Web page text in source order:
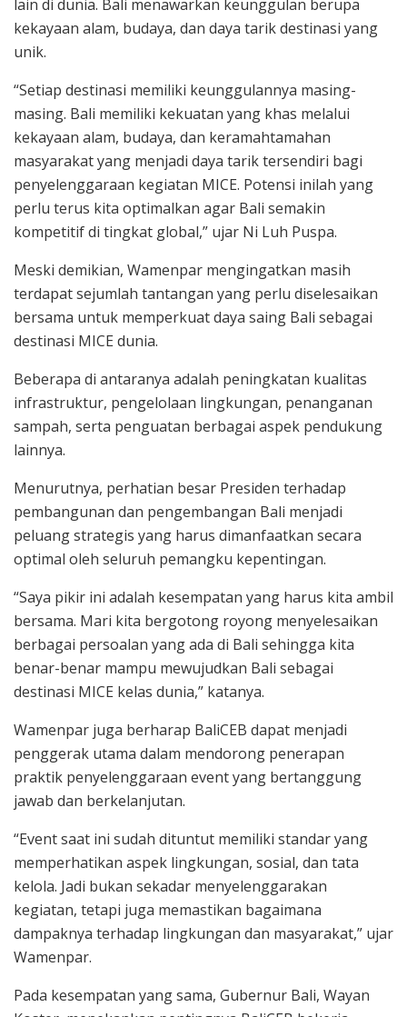
lain di dunia. Bali menawarkan keunggulan berupa
kekayaan alam, budaya, dan daya tarik destinasi yang
unik.
“Setiap destinasi memiliki keunggulannya masing-
masing. Bali memiliki kekuatan yang khas melalui
kekayaan alam, budaya, dan keramahtamahan
masyarakat yang menjadi daya tarik tersendiri bagi
penyelenggaraan kegiatan MICE. Potensi inilah yang
perlu terus kita optimalkan agar Bali semakin
kompetitif di tingkat global,” ujar Ni Luh Puspa.
Meski demikian, Wamenpar mengingatkan masih
terdapat sejumlah tantangan yang perlu diselesaikan
bersama untuk memperkuat daya saing Bali sebagai
destinasi MICE dunia.
Beberapa di antaranya adalah peningkatan kualitas
infrastruktur, pengelolaan lingkungan, penanganan
sampah, serta penguatan berbagai aspek pendukung
lainnya.
Menurutnya, perhatian besar Presiden terhadap
pembangunan dan pengembangan Bali menjadi
peluang strategis yang harus dimanfaatkan secara
optimal oleh seluruh pemangku kepentingan.
“Saya pikir ini adalah kesempatan yang harus kita ambil
bersama. Mari kita bergotong royong menyelesaikan
berbagai persoalan yang ada di Bali sehingga kita
benar-benar mampu mewujudkan Bali sebagai
destinasi MICE kelas dunia,” katanya.
Wamenpar juga berharap BaliCEB dapat menjadi
penggerak utama dalam mendorong penerapan
praktik penyelenggaraan event yang bertanggung
jawab dan berkelanjutan.
“Event saat ini sudah dituntut memiliki standar yang
memperhatikan aspek lingkungan, sosial, dan tata
kelola. Jadi bukan sekadar menyelenggarakan
kegiatan, tetapi juga memastikan bagaimana
dampaknya terhadap lingkungan dan masyarakat,” ujar
Wamenpar.
Pada kesempatan yang sama, Gubernur Bali, Wayan